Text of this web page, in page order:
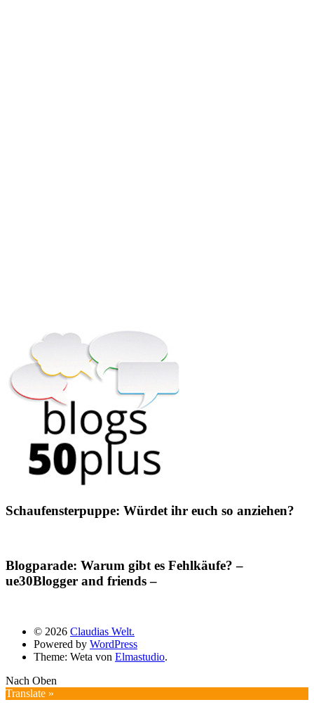
Schaufensterpuppe: Würdet ihr euch so anziehen?
Blogparade: Warum gibt es Fehlkäufe? –
ue30Blogger and friends –
© 2026 Claudias Welt.
Powered by WordPress
Theme: Weta von Elmastudio.
Nach Oben
Translate »